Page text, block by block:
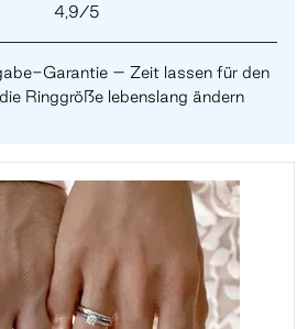
4,9/5
Garantie – Zeit lassen für den
Ringgröße lebenslang ändern